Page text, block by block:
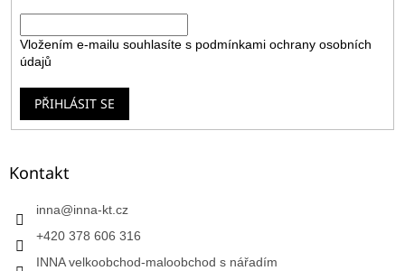
Vložením e-mailu souhlasíte s podmínkami ochrany osobních
údajů
PŘIHLÁSIT SE
Kontakt
inna@inna-kt.cz
+420 378 606 316
INNA velkoobchod-maloobchod s nářadím